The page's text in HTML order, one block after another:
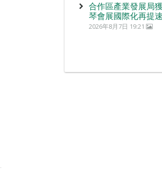
合作區產業發展局
琴會展國際化再提速
2026年8月7日 19:21